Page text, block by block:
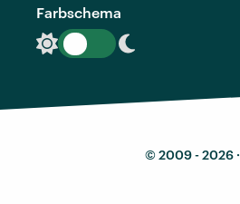
Farbschema
© 2009 - 2026 ·